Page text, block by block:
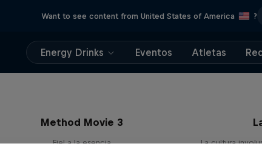
Want to see content from United States of America ?
Energy Drinks Eventos Atletas
Method Movie 3
Fiel a la esencia La cultura